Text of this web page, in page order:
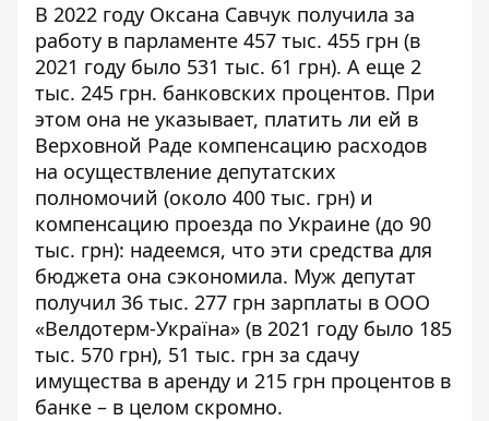
В 2022 году Оксана Савчук получила за
работу в парламенте 457 тыс. 455 грн (в
2021 году было 531 тыс. 61 грн). А еще 2
тыс. 245 грн. банковских процентов. При
этом она не указывает, платить ли ей в
Верховной Раде компенсацию расходов
на осуществление депутатских
полномочий (около 400 тыс. грн) и
компенсацию проезда по Украине (до 90
тыс. грн): надеемся, что эти средства для
бюджета она сэкономила. Муж депутат
получил 36 тыс. 277 грн зарплаты в ООО
«Велдотерм-Україна» (в 2021 году было 185
тыс. 570 грн), 51 тыс. грн за сдачу
имущества в аренду и 215 грн процентов в
банке – в целом скромно.